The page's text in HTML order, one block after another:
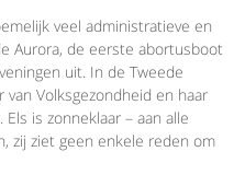
veel administratieve en
Aurora, de eerste abortusboot
uit. In de Tweede
van Volksgezondheid en haar
is zonneklaar – aan alle
zij ziet geen enkele reden om